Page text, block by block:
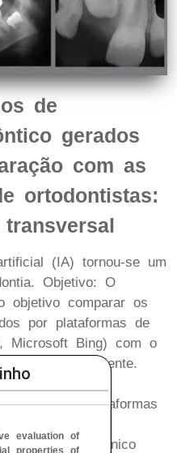
evaluation of
properties of
de
gerados
com as
ortodontistas:
(IA) tornou-se um
Objetivo: O
objetivo comparar os
por plataformas de
Microsoft Bing) com o
experiente.
observacional
de plataformas
de planos de
um caso clínico